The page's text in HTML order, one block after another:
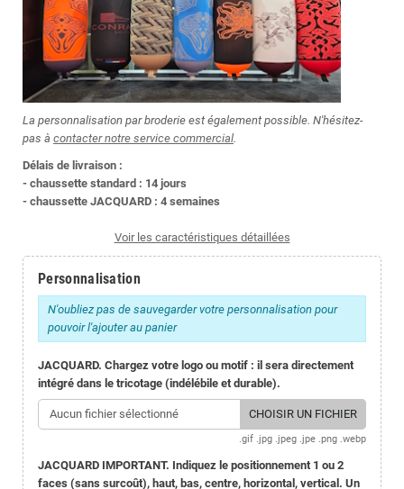
La personnalisation par broderie est également possible. N'hésitez-
pas à contacter notre service commercial.
Délais de livraison :
- chaussette standard : 14 jours
- chaussette JACQUARD : 4 semaines
Voir les caractéristiques détaillées
Personnalisation
N'oubliez pas de sauvegarder votre personnalisation pour
pouvoir l'ajouter au panier
JACQUARD. Chargez votre logo ou motif : il sera directement
intégré dans le tricotage (indélébile et durable).
Aucun fichier sélectionné CHOISIR UN FICHIER
.gif .jpg .jpeg .jpe .png .webp
JACQUARD IMPORTANT. Indiquez le positionnement 1 ou 2
faces (sans surcoût), haut, bas, centre, horizontal, vertical. Un